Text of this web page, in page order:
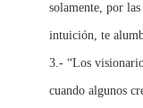
solamente, por
intuición, te
3.- “Los
cuando algunos